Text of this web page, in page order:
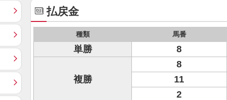
払戻金
種類 馬番
単勝 8
複勝
8
11
2